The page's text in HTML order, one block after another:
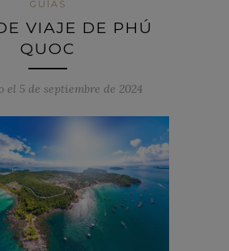
GUÍAS
VIAJE DE PHÚ
QUOC
el 5 de septiembre de 2024